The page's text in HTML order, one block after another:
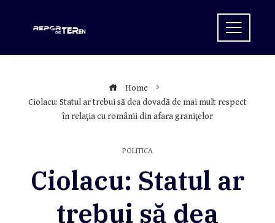
Home
Ciolacu: Statul ar trebui să dea dovadă de mai mult respect
în relaţia cu românii din afara graniţelor
POLITICA
Ciolacu: Statul ar
trebui să dea